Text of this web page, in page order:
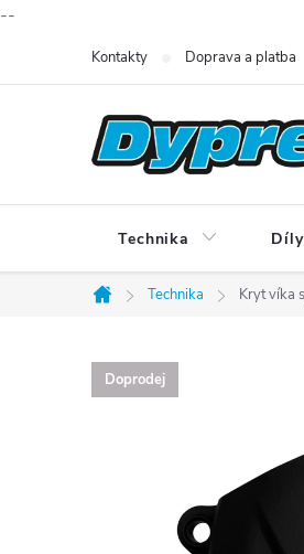
--
Kontakty Doprava a platba
Technika
Domů
Technika Kryt víka
Doprodej